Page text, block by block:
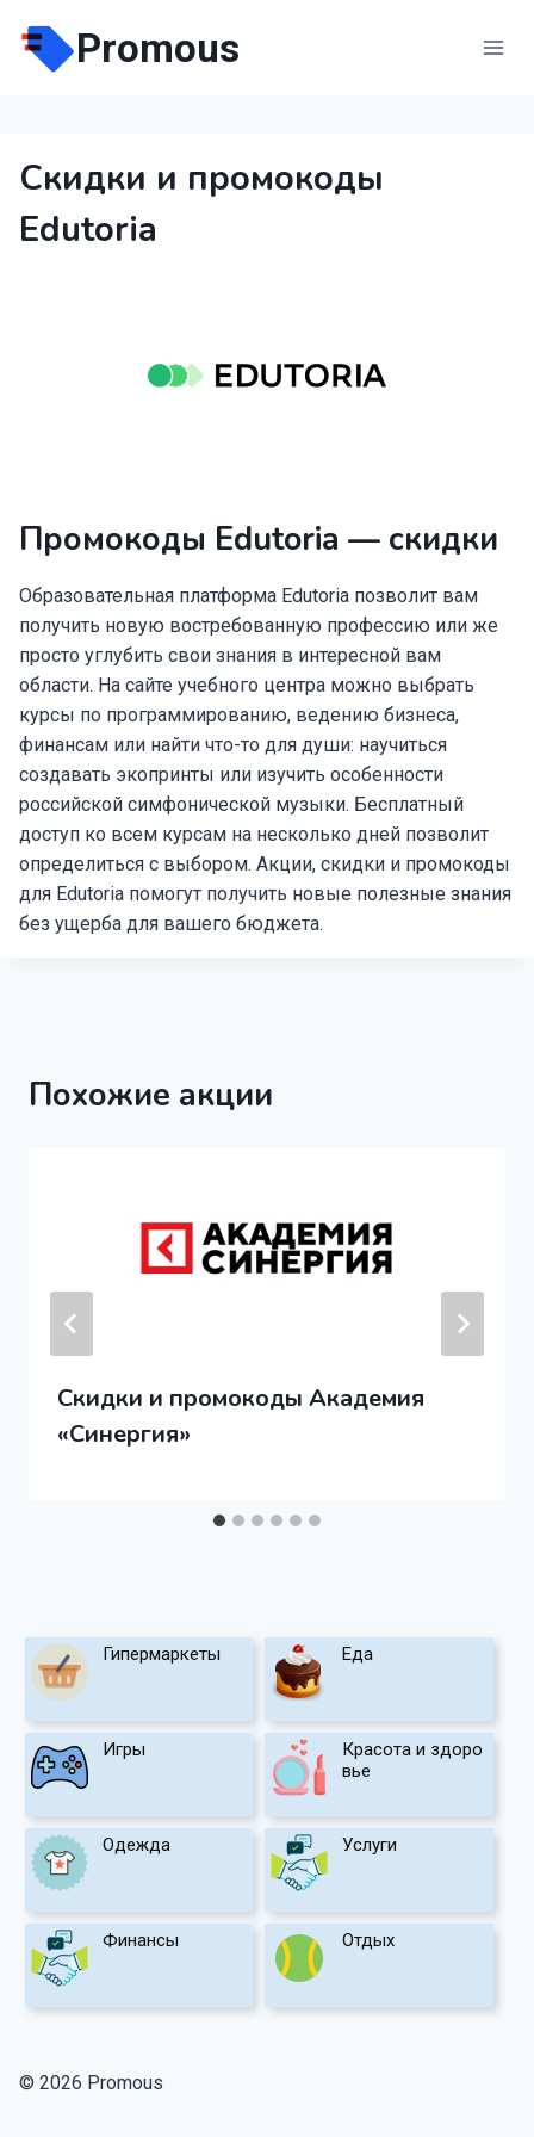
содержимому
Promous
Скидки и промокоды
Edutoria
Промокоды Edutoria — скидки
Образовательная платформа Edutoria позволит вам
получить новую востребованную профессию или же
просто углубить свои знания в интересной вам
области. На сайте учебного центра можно выбрать
курсы по программированию, ведению бизнеса,
финансам или найти что-то для души: научиться
создавать экопринты или изучить особенности
российской симфонической музыки. Бесплатный
доступ ко всем курсам на несколько дней позволит
определиться с выбором. Акции, скидки и промокоды
для Edutoria помогут получить новые полезные знания
без ущерба для вашего бюджета.
Похожие акции
Скидки и промокоды Академия
«Синергия»
Гипермаркеты Еда
Игры
Красота и здоро
вье
Одежда Услуги
Финансы Отдых
© 2026 Promous